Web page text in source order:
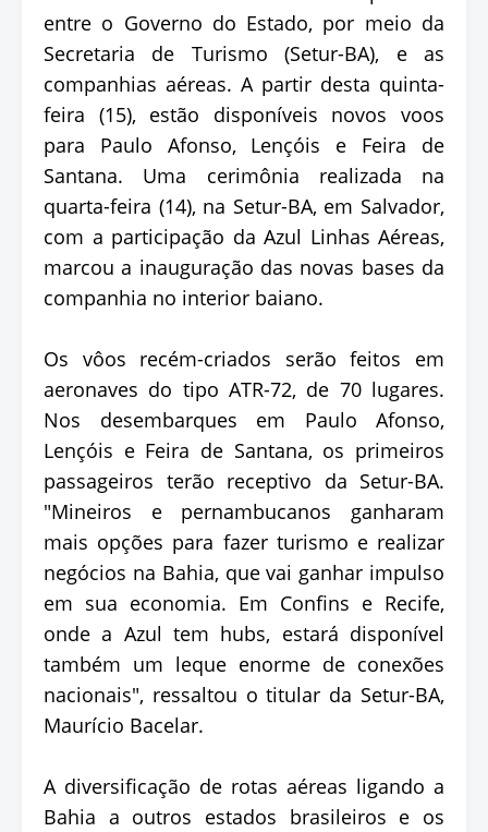
entre o Governo do Estado, por meio da
Secretaria de Turismo (Setur-BA), e as
companhias aéreas. A partir desta quinta-
feira (15), estão disponíveis novos voos
para Paulo Afonso, Lençóis e Feira de
Santana. Uma cerimônia realizada na
quarta-feira (14), na Setur-BA, em Salvador,
com a participação da Azul Linhas Aéreas,
marcou a inauguração das novas bases da
companhia no interior baiano.
Os vôos recém-criados serão feitos em
aeronaves do tipo ATR-72, de 70 lugares.
Nos desembarques em Paulo Afonso,
Lençóis e Feira de Santana, os primeiros
passageiros terão receptivo da Setur-BA.
"Mineiros e pernambucanos ganharam
mais opções para fazer turismo e realizar
negócios na Bahia, que vai ganhar impulso
em sua economia. Em Confins e Recife,
onde a Azul tem hubs, estará disponível
também um leque enorme de conexões
nacionais", ressaltou o titular da Setur-BA,
Maurício Bacelar.
A diversificação de rotas aéreas ligando a
Bahia a outros estados brasileiros e os